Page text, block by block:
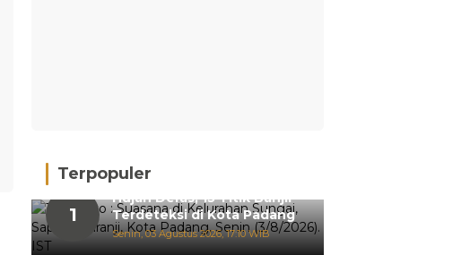
Terpopuler
1
Hujan Deras, 15 Titik Banjir
Terdeteksi di Kota Padang
Senin, 03 Agustus 2026, 17:10 WIB